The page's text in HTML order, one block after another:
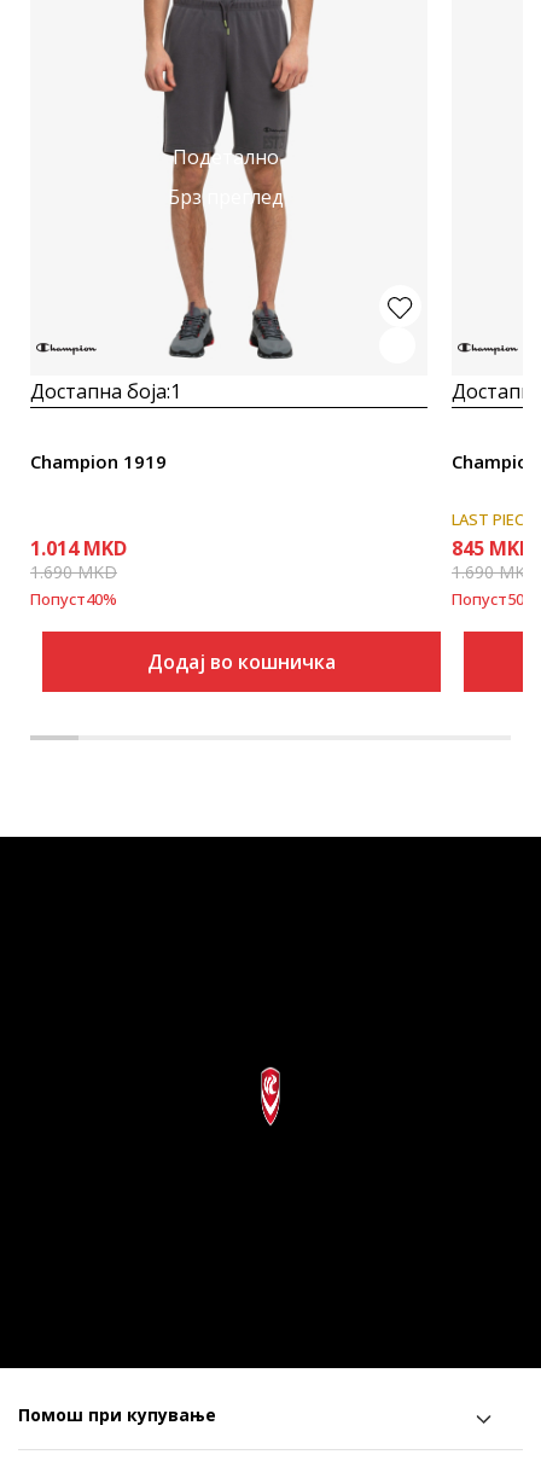
Подетално
Брз преглед
Достапна боја:1
Champion 1919
1.014 MKD
1.690MKD
Попуст40%
Додај во кошничка
LAST PIECE
845 MKD
1.690MKD
Попуст50
Помош при купување